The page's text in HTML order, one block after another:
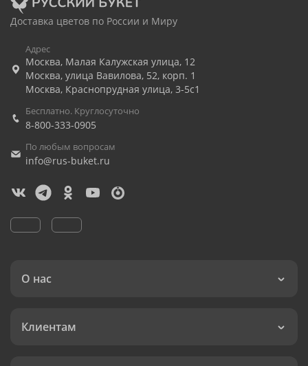
Доставка цветов по России и Миру
Адрес
Москва, Малая Калужская улица, 12
Москва, улица Вавилова, 52, корп. 1
Москва, Краснопрудная улица, 3-5с1
Бесплатно. Круглосуточно
8-800-333-0905
По любым вопросам
info@rus-buket.ru
О нас
Клиентам